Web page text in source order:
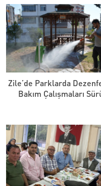
Zile’de Parklarda
Bakım Çalışmaları